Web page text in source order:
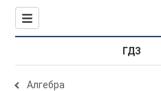
ГДЗ
Алгебра